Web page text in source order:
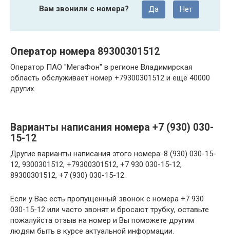
Вам звонили с номера? Да Нет
Оператор номера 89300301512
Оператор ПАО "МегаФон" в регионе Владимирская
область обслуживает номер +79300301512 и еще 40000
других.
Варианты написания номера +7 (930) 030-
15-12
Другие варианты написания этого номера: 8 (930) 030-15-
12, 9300301512, +79300301512, +7 930 030-15-12,
89300301512, +7 (930) 030-15-12.
Если у Вас есть пропущенный звонок с номера +7 930
030-15-12 или часто звонят и бросают трубку, оставьте
пожалуйста отзыв на номер и Вы поможете другим
людям быть в курсе актуальной информации.